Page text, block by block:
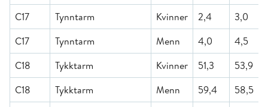
C17
Tynntarm Kvinner 2,4
3,0
C17
Tynntarm Menn 4,0
4,5
C18
Tykktarm Kvinner 51,3
53,9
C18
Tykktarm Menn 59,4
58,5